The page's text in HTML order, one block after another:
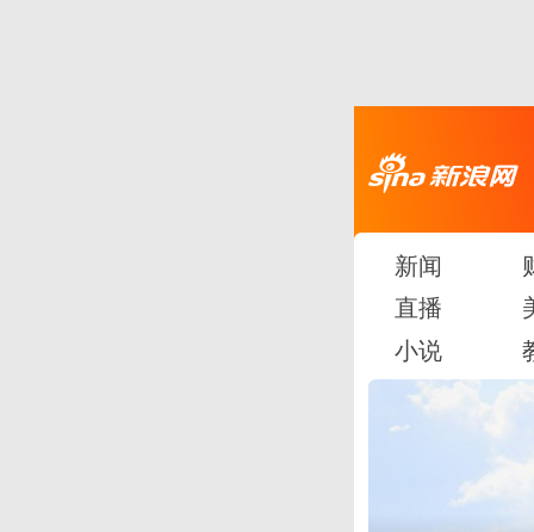
新闻
直播
小说